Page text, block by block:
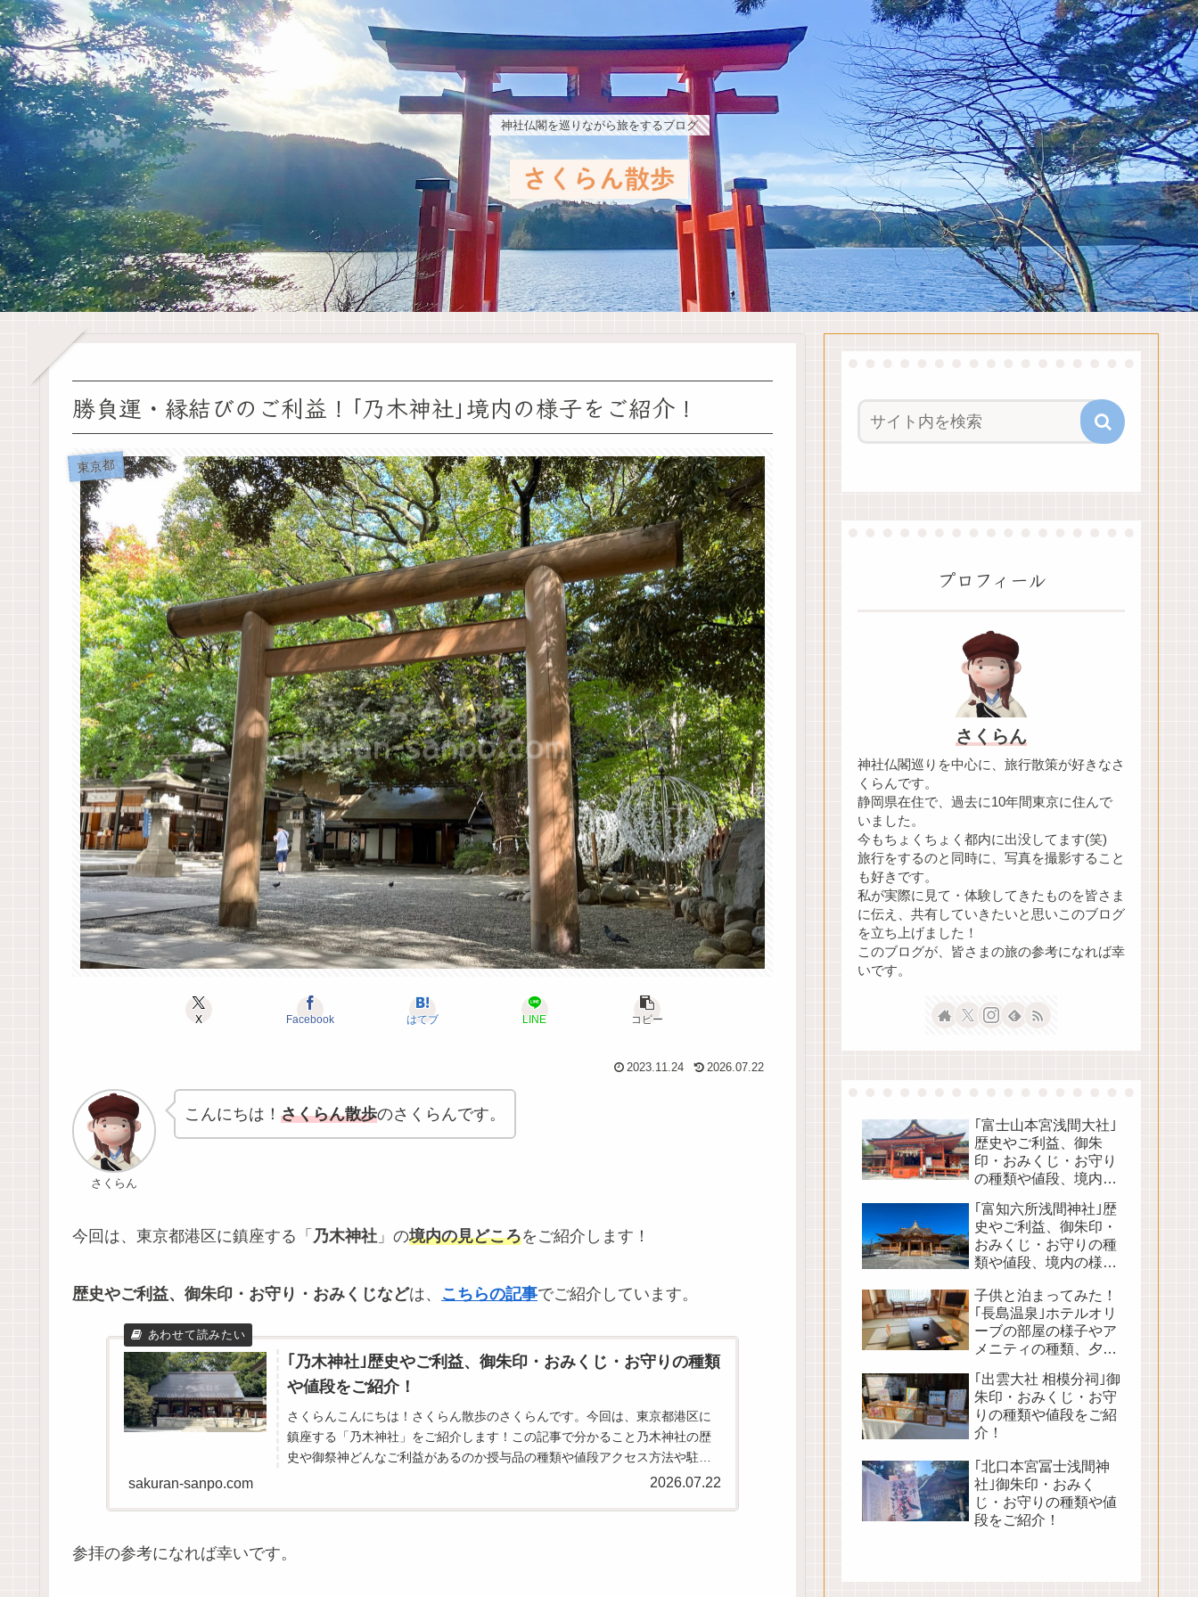
神社仏閣を巡りながら旅をするブログ
勝負運・縁結びのご利益！｢乃木神社｣境内の様子をご紹介！
東京都
X Facebook はてブ LINE コピー
2023.11.24 2026.07.22
さくらん
こんにちは！さくらん散歩のさくらんです。
今回は、東京都港区に鎮座する「 乃木神社 」の境内の見どころをご紹介します！
歴史やご利益、御朱印・お守り・おみくじなどは、 こちらの記事でご紹介しています。
｢乃木神社｣歴史やご利益、御朱印・おみくじ・お守りの種類
や値段をご紹介！
さくらんこんにちは！さくらん散歩のさくらんです。今回は、東京都港区に
鎮座する「乃木神社」をご紹介します！この記事で分かること乃木神社の歴
史や御祭神どんなご利益があるのか授与品の種類や値段アクセス方法や駐車
sakuran-sanpo.com 2026.07.22
参拝の参考になれば幸いです。
プロフィール
さくらん
神社仏閣巡りを中心に、旅行散策が好きなさ
くらんです。
静岡県在住で、過去に10年間東京に住んで
いました。
今もちょくちょく都内に出没してます(笑)
旅行をするのと同時に、写真を撮影すること
も好きです。
私が実際に見て・体験してきたものを皆さま
に伝え、共有していきたいと思いこのブログ
を立ち上げました！
このブログが、皆さまの旅の参考になれば幸
いです。
｢富士山本宮浅間大社｣
歴史やご利益、御朱
印・おみくじ・お守り
の種類や値段、境内の
｢富知六所浅間神社｣歴
史やご利益、御朱印・
おみくじ・お守りの種
類や値段、境内の様子
子供と泊まってみた！
｢長島温泉｣ホテルオリ
ーブの部屋の様子やア
メニティの種類、夕朝
様子をご紹介！
｢出雲大社 相模分祠｣御
朱印・おみくじ・お守
りの種類や値段をご紹
介！
｢北口本宮冨士浅間神
社｣御朱印・おみく
じ・お守りの種類や値
段をご紹介！